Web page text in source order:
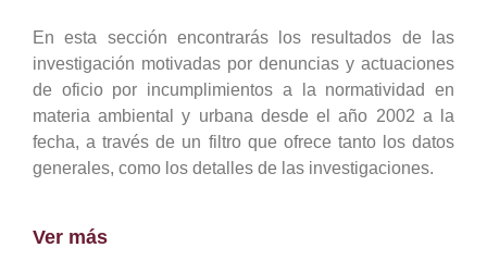
En esta sección encontrarás los resultados de las
investigación motivadas por denuncias y actuaciones
de oficio por incumplimientos a la normatividad en
materia ambiental y urbana desde el año 2002 a la
fecha, a través de un filtro que ofrece tanto los datos
generales, como los detalles de las investigaciones.
Ver más